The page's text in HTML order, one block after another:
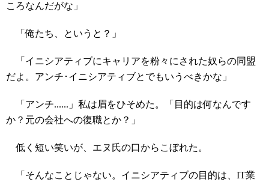
ころなんだがな」
「俺たち、というと？」
「イニシアティブにキャリアを粉々にされた奴らの同盟
だよ。アンチ･イニシアティブとでもいうべきかな」
「アンチ......」私は眉をひそめた。「目的は何なんです
か？元の会社への復職とか？」
低く短い笑いが、エヌ氏の口からこぼれた。
「そんなことじゃない。イニシアティブの目的は、IT業